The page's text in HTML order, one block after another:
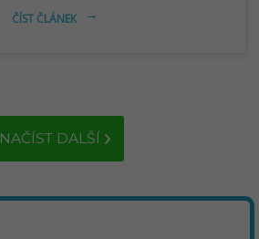
arrow_right_alt
ČÍST ČLÁNEK
NAČÍST DALŠÍ